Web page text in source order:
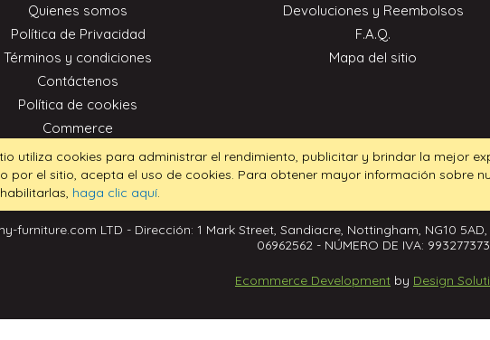
Quienes somos
Política de Privacidad
Términos y condiciones
Contáctenos
Política de cookies
Commerce
Devoluciones y Reembolsos
F.A.Q.
Mapa del sitio
furniture.com LTD - Dirección: 1 Mark Street, Sandiacre, Nottingham, NG10
06962562 - NÚMERO DE IVA: 993277373
Ecommerce Developmentby Design
utiliza cookies para administrar el rendimiento, publicitar y brindar la mejor
por el sitio, acepta el uso de cookies. Para obtener mayor información sobre
haga clic aquí.